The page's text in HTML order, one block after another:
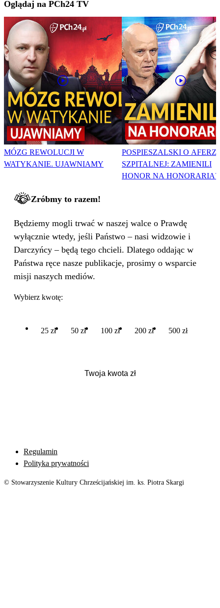
Oglądaj na PCh24 TV
MÓZG REWOLUCJI W
WATYKANIE. UJAWNIAMY
POSPIESZALSKI O
SZPITALNEJ: ZAMIENILI
HONOR NA
Zróbmy to razem!
Będziemy mogli trwać w naszej walce o Prawdę
wyłącznie wtedy, jeśli Państwo – nasi widzowie i
Darczyńcy – będą tego chcieli. Dlatego oddając w
Państwa ręce nasze publikacje, prosimy o wsparcie
misji naszych mediów.
Wybierz kwotę:
25 zł 50 zł 100 zł 200 zł 500 zł
Regulamin
Polityka prywatności
© Stowarzyszenie Kultury Chrześcijańskiej im. ks. Piotra Skargi